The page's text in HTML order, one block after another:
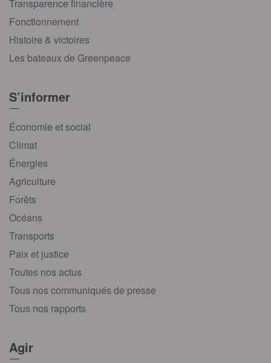
Transparence financière
Fonctionnement
Histoire & victoires
Les bateaux de Greenpeace
S’informer
Économie et social
Climat
Énergies
Agriculture
Forêts
Océans
Transports
Paix et justice
Toutes nos actus
Tous nos communiqués de presse
Tous nos rapports
Agir